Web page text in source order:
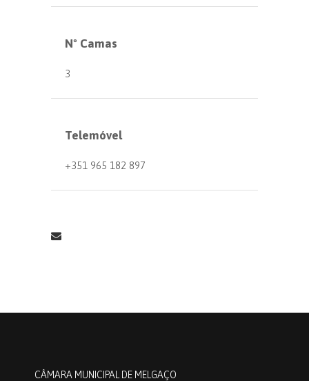
Nº Camas
3
Telemóvel
+351 965 182 897
CÂMARA MUNICIPAL DE MELGAÇO